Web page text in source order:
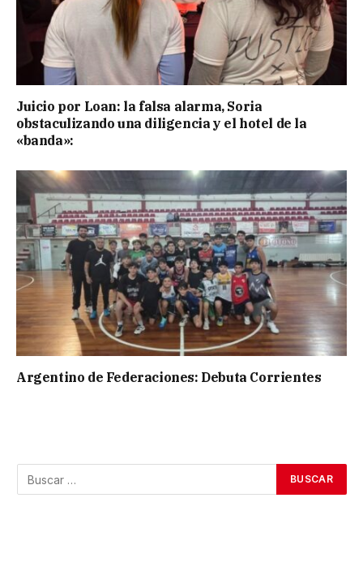
Juicio por Loan: la falsa alarma, Soria
obstaculizando una diligencia y el hotel de la
«banda»:
Argentino de Federaciones: Debuta Corrientes